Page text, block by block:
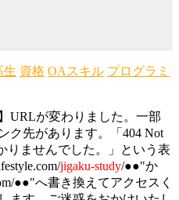
生 資格 OAスキル プログラミ
URLが変わりました。一部
ク先があります。「404 Not
りませんでした。」という表
jigaku-study/●●"か
●●"へ書き換えてアクセスく